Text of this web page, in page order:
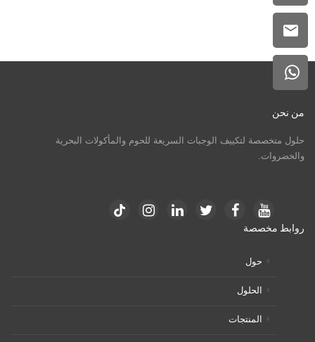
من نحن
حلول متخصصة لتكييف الوجبات السريعة للحوم والمأكولات البحرية
والخضروات.
روابط مخصصة
حول
الحلول
المنتجات